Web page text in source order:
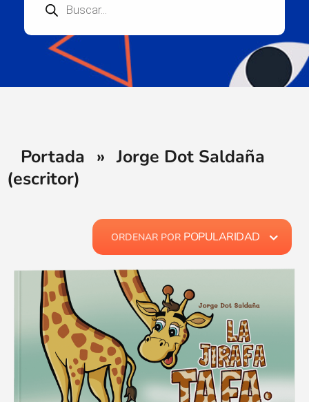
Portada » Jorge Dot Saldaña
(escritor)
ORDENAR POR POPULARIDAD